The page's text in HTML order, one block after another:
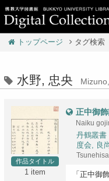
トップページ タグ検索
水野, 忠央
作品タイトル
1 item
正中御
Naiku
丹鶴叢書
度会, 良
「正中御